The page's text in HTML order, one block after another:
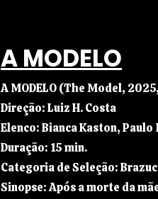
A MODELO
A MODELO (The Model,
Direção: Luiz H. Costa
Elenco: Bianca Kaston,
Duração: 15 min.
Categoria de Seleção:
Sinopse: Após a morte da